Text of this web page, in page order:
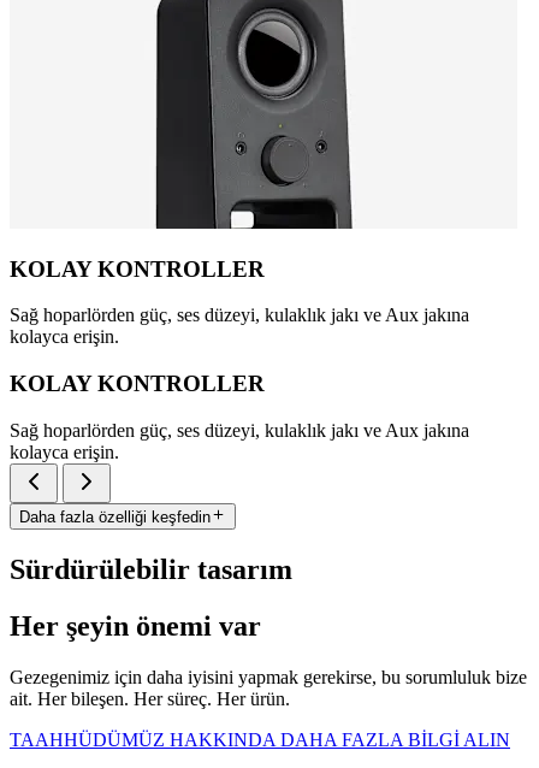
KOLAY KONTROLLER
Sağ hoparlörden güç, ses düzeyi, kulaklık jakı ve Aux jakına
kolayca erişin.
KOLAY KONTROLLER
Sağ hoparlörden güç, ses düzeyi, kulaklık jakı ve Aux jakına
kolayca erişin.
Daha fazla özelliği keşfedin
Sürdürülebilir tasarım
Her şeyin önemi var
Gezegenimiz için daha iyisini yapmak gerekirse, bu sorumluluk bize
ait. Her bileşen. Her süreç. Her ürün.
TAAHHÜDÜMÜZ HAKKINDA DAHA FAZLA BİLGİ ALIN